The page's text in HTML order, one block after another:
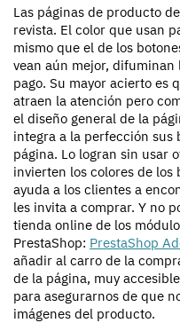
Las páginas de producto de
revista. El color que usan
mismo que el de los
vean aún mejor, difuminan
pago. Su mayor acierto es
atraen la atención pero
el diseño general de la
integra a la perfección sus
página. Lo logran sin usar
invierten los colores de los
ayuda a los clientes a
les invita a comprar. Y no
tienda online de los
PrestaShop: PrestaShop
añadir al carro de la
de la página, muy
para asegurarnos de que
imágenes del producto.